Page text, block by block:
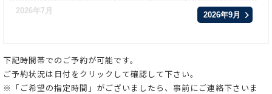
2026年7月 2026年9月
下記時間帯でのご予約が可能です。
ご予約状況は日付をクリックして確認して下さい。
※「ご希望の指定時間」がございましたら、事前にご連絡下さいま